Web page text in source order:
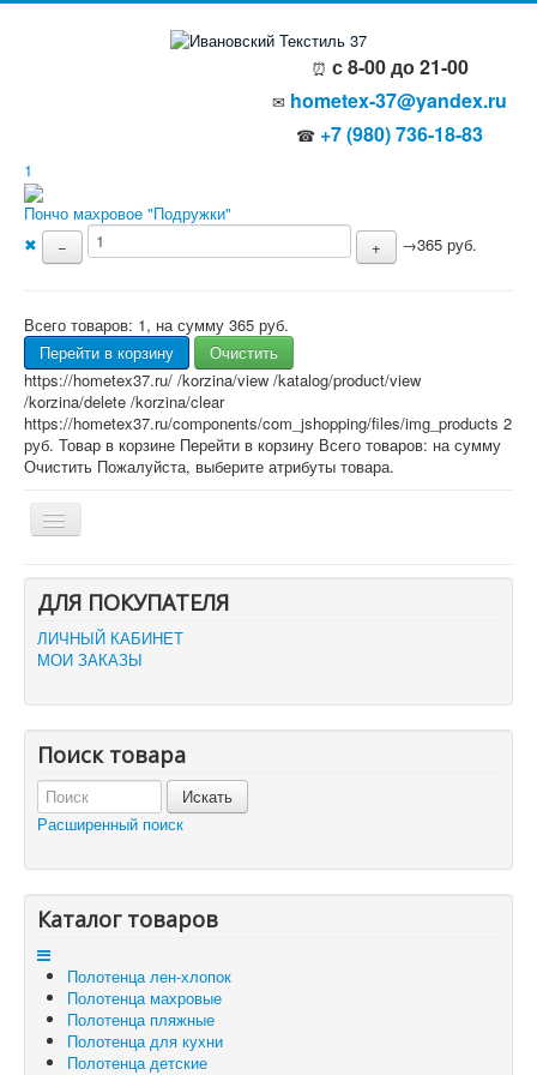
⏰ с 8-00 до 21-00
✉ hometex-37@yandex.ru
☎ +7 (980) 736-18-83
1
Пончо махровое "Подружки"
✖
− + →365 руб.
Всего товаров: 1, на сумму 365 руб.
Перейти в корзину
Очистить
https://hometex37.ru/ /korzina/view /katalog/product/view
/korzina/delete /korzina/clear
https://hometex37.ru/components/com_jshopping/files/img_products 2
руб. Товар в корзине Перейти в корзину Всего товаров: на сумму
Очистить Пожалуйста, выберите атрибуты товара.
Главная
О компании
Политика безопасности
Пользовательское соглашение
Корзина
Отложенные товары
Вы здесь: Главная
ДЛЯ ПОКУПАТЕЛЯ
ЛИЧНЫЙ КАБИНЕТ
МОИ ЗАКАЗЫ
Поиск товара
Расширенный поиск
Каталог товаров
Полотенца лен-хлопок
Полотенца махровые
Полотенца пляжные
Полотенца для кухни
Полотенца детские